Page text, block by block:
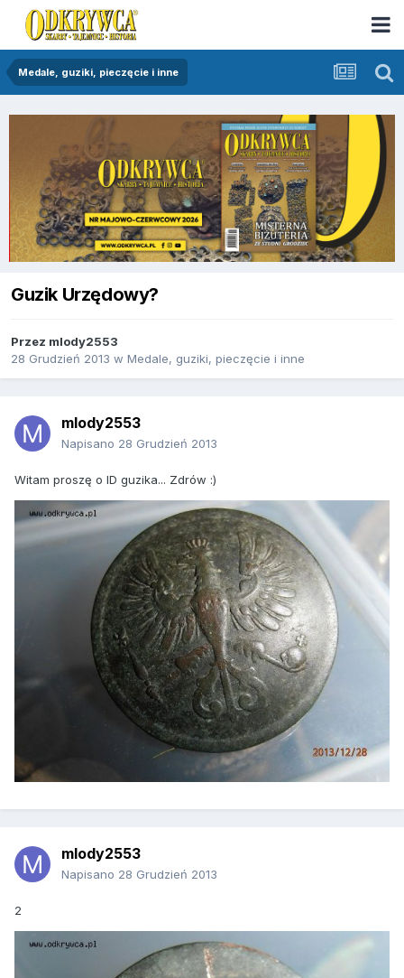
Medale, guziki, pieczęcie i inne
Guzik Urzędowy?
Przez mlody2553
28 Grudzień 2013 w Medale, guziki, pieczęcie i inne
mlody2553
Napisano 28 Grudzień 2013
Witam proszę o ID guzika... Zdrów :)
mlody2553
Napisano 28 Grudzień 2013
2